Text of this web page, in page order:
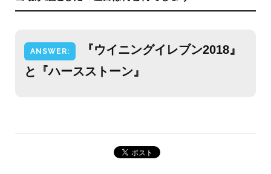
ANSWER:
『ウイニングイレブン2018』
と『ハースストーン』